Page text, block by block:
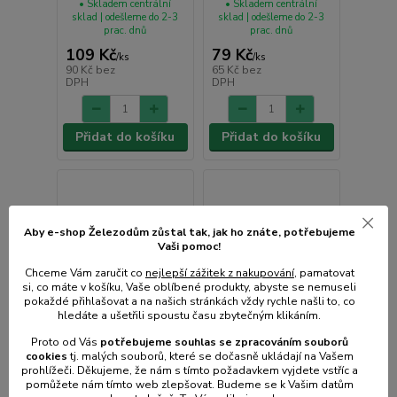
109 Kč/ks
90 Kč bez
DPH
• Skladem centrální
sklad | odešleme do 2-3
prac. dnů
Přidat do košíku
79 Kč/ks
65 Kč bez
DPH
• Skladem centrální
sklad | odešleme do 2-3
prac. dnů
Přidat do košíku
Aby e-shop Železodům zůstal tak, jak ho znáte, potřebujeme
Vaši pomoc!
Chceme Vám zaručit co nejlepší zážitek z nakupování, pamatovat
si, co máte v košíku, Vaše oblíbené produkty, abyste se nemuseli
pokaždé přihlašovat a na našich stránkách vždy rychle našli to, co
hledáte a ušetřili spoustu času zbytečným klikáním.
Proto od Vás potřebujeme souhlas se zpracováním souborů
cookiestj. malých souborů, které se dočasně ukládají na Vašem
prohlížeči. Děkujeme, že nám s tímto požadavkem vyjdete vstříc a
pomůžete nám tímto web zlepšovat. Budeme se k Vašim datům